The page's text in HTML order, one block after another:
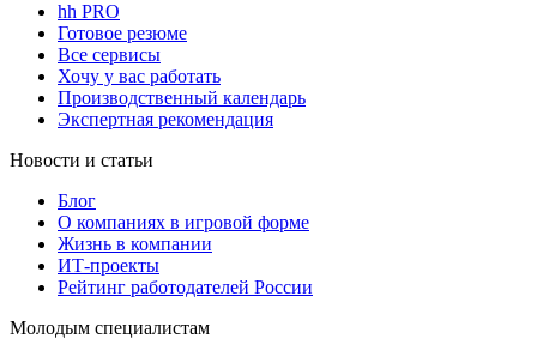
hh PRO
Готовое резюме
Все сервисы
Хочу у вас работать
Производственный календарь
Экспертная рекомендация
Новости и статьи
Блог
О компаниях в игровой форме
Жизнь в компании
ИТ-проекты
Рейтинг работодателей России
Молодым специалистам